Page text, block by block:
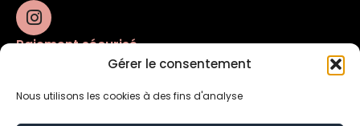
Gérer le consentement
Nous utilisons les cookies à des fins d'analyse
Paiement sécurisé